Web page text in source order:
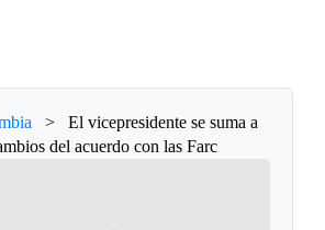
>
El vicepresidente se suma a
del acuerdo con las Farc